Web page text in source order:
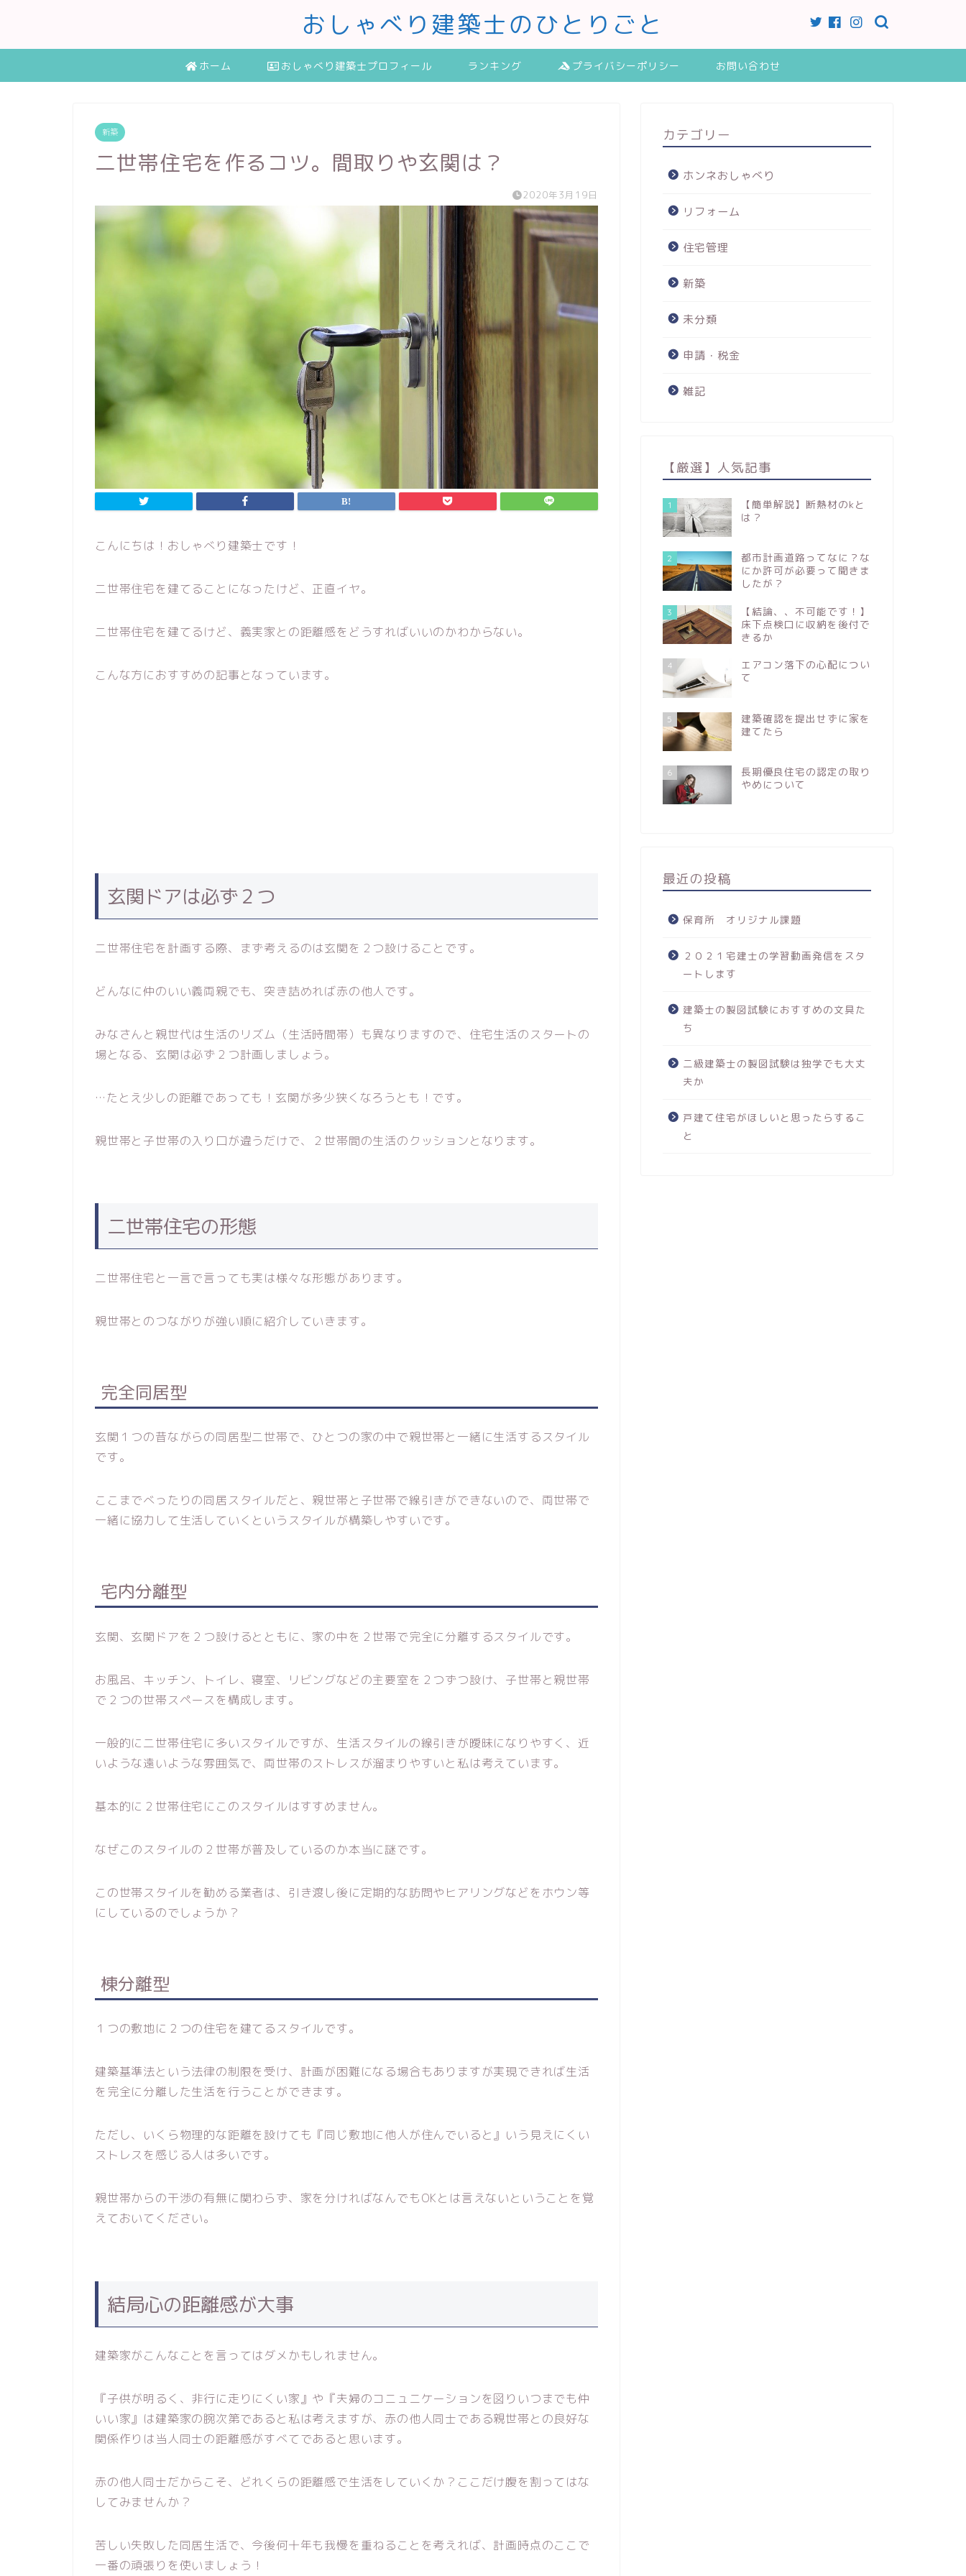
おしゃべり建築士のひとりごと
ホーム おしゃべり建築士プロフィール ランキング プライバシーポリシー お問い合わせ
新築
二世帯住宅を作るコツ。間取りや玄関は？
2020年3月19日
こんにちは！おしゃべり建築士です！
二世帯住宅を建てることになったけど、正直イヤ。
二世帯住宅を建てるけど、義実家との距離感をどうすればいいのかわからない。
こんな方におすすめの記事となっています。
玄関ドアは必ず２つ
二世帯住宅を計画する際、まず考えるのは玄関を２つ設けることです。
どんなに仲のいい義両親でも、突き詰めれば赤の他人です。
みなさんと親世代は生活のリズム（生活時間帯）も異なりますので、住宅生活のスタートの
場となる、玄関は必ず２つ計画しましょう。
…たとえ少しの距離であっても！玄関が多少狭くなろうとも！です。
親世帯と子世帯の入り口が違うだけで、２世帯間の生活のクッションとなります。
二世帯住宅の形態
二世帯住宅と一言で言っても実は様々な形態があります。
親世帯とのつながりが強い順に紹介していきます。
完全同居型
玄関１つの昔ながらの同居型二世帯で、ひとつの家の中で親世帯と一緒に生活するスタイル
です。
ここまでべったりの同居スタイルだと、親世帯と子世帯で線引きができないので、両世帯で
一緒に協力して生活していくというスタイルが構築しやすいです。
宅内分離型
玄関、玄関ドアを２つ設けるとともに、家の中を２世帯で完全に分離するスタイルです。
お風呂、キッチン、トイレ、寝室、リビングなどの主要室を２つずつ設け、子世帯と親世帯
で２つの世帯スペースを構成します。
一般的に二世帯住宅に多いスタイルですが、生活スタイルの線引きが曖昧になりやすく、近
いような遠いような雰囲気で、両世帯のストレスが溜まりやすいと私は考えています。
基本的に２世帯住宅にこのスタイルはすすめません。
なぜこのスタイルの２世帯が普及しているのか本当に謎です。
この世帯スタイルを勧める業者は、引き渡し後に定期的な訪問やヒアリングなどをホウン等
にしているのでしょうか？
棟分離型
１つの敷地に２つの住宅を建てるスタイルです。
建築基準法という法律の制限を受け、計画が困難になる場合もありますが実現できれば生活
を完全に分離した生活を行うことができます。
ただし、いくら物理的な距離を設けても『同じ敷地に他人が住んでいると』いう見えにくい
ストレスを感じる人は多いです。
親世帯からの干渉の有無に関わらず、家を分ければなんでもOKとは言えないということを覚
えておいてください。
結局心の距離感が大事
建築家がこんなことを言ってはダメかもしれません。
『子供が明るく、非行に走りにくい家』や『夫婦のコニュニケーションを図りいつまでも仲
いい家』は建築家の腕次第であると私は考えますが、赤の他人同士である親世帯との良好な
関係作りは当人同士の距離感がすべてであると思います。
赤の他人同士だからこそ、どれくらの距離感で生活をしていくか？ここだけ腹を割ってはな
してみませんか？
苦しい失敗した同居生活で、今後何十年も我慢を重ねることを考えれば、計画時点のここで
一番の頑張りを使いましょう！
カテゴリー
ホンネおしゃべり
リフォーム
住宅管理
新築
未分類
申請・税金
雑記
【厳選】人気記事
1
【簡単解説】断熱材のkと
は？
2
都市計画道路ってなに？な
にか許可が必要って聞きま
したが？
3
【結論、、不可能です！】
床下点検口に収納を後付で
きるか
4
エアコン落下の心配につい
て
5
建築確認を提出せずに家を
建てたら
6
長期優良住宅の認定の取り
やめについて
最近の投稿
保育所 オリジナル課題
２０２１宅建士の学習動画発信をスタ
ートします
建築士の製図試験におすすめの文具た
ち
二級建築士の製図試験は独学でも大丈
夫か
戸建て住宅がほしいと思ったらするこ
と